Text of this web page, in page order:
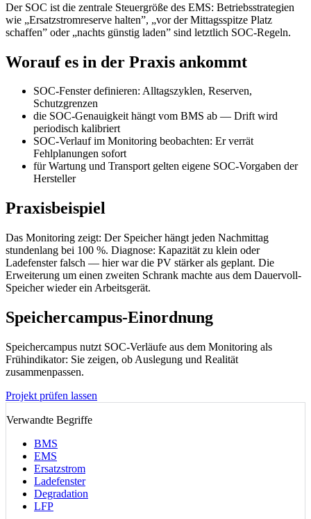
Der SOC ist die zentrale Steuergröße des EMS: Betriebsstrategien
wie „Ersatzstromreserve halten”, „vor der Mittagsspitze Platz
schaffen” oder „nachts günstig laden” sind letztlich SOC-Regeln.
Worauf es in der Praxis ankommt
SOC-Fenster definieren: Alltagszyklen, Reserven,
Schutzgrenzen
die SOC-Genauigkeit hängt vom BMS ab — Drift wird
periodisch kalibriert
SOC-Verlauf im Monitoring beobachten: Er verrät
Fehlplanungen sofort
für Wartung und Transport gelten eigene SOC-Vorgaben der
Hersteller
Praxisbeispiel
Das Monitoring zeigt: Der Speicher hängt jeden Nachmittag
stundenlang bei 100 %. Diagnose: Kapazität zu klein oder
Ladefenster falsch — hier war die PV stärker als geplant. Die
Erweiterung um einen zweiten Schrank machte aus dem Dauervoll-
Speicher wieder ein Arbeitsgerät.
Speichercampus-Einordnung
Speichercampus nutzt SOC-Verläufe aus dem Monitoring als
Frühindikator: Sie zeigen, ob Auslegung und Realität
zusammenpassen.
Projekt prüfen lassen
Verwandte Begriffe
BMS
EMS
Ersatzstrom
Ladefenster
Degradation
LFP